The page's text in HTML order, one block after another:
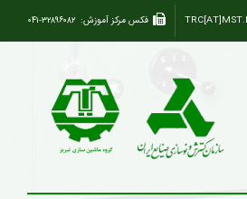
فکس مرکز آموزش: ۰۴۱-۳۲۸۹۶۰۸۲